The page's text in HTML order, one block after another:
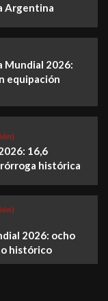
Argentina
Mundial 2026:
equipación
16,6
histórica
2026: ocho
histórico